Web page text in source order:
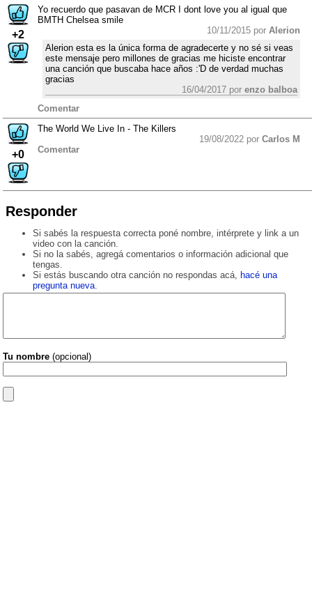
+2
Yo recuerdo que pasavan de MCR I dont love you al igual que
BMTH Chelsea smile
10/11/2015 por Alerion
Alerion esta es la única forma de agradecerte y no sé si veas
este mensaje pero millones de gracias me hiciste encontrar
una canción que buscaba hace años :'D de verdad muchas
gracias
16/04/2017 por enzo balboa
Comentar
+0
The World We Live In - The Killers
19/08/2022 por Carlos M
Comentar
Responder
Si sabés la respuesta correcta poné nombre, intérprete y link a un
video con la canción.
Si no la sabés, agregá comentarios o información adicional que
tengas.
Si estás buscando otra canción no respondas acá, hacé una
pregunta nueva.
Tu nombre (opcional)